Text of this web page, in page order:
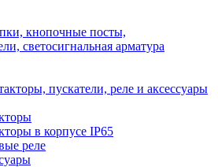
кнопочные посты,
светосигнальная арматура
пускатели, реле и аксессуары
в корпусе IP65
реле